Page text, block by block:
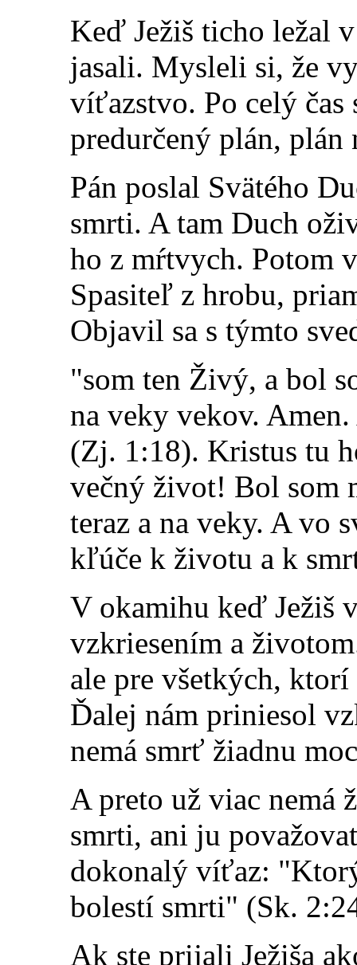
Keď Ježiš ticho ležal
jasali. Mysleli si, že
víťazstvo. Po celý čas
predurčený plán,
Pán poslal Svätého
smrti. A tam Duch
ho z mŕtvych. Potom
Spasiteľ z hrobu,
Objavil sa s týmto
"som ten Živý, a bol
na veky vekov.
(Zj. 1:18). Kristus tu
večný život! Bol som
teraz a na veky. A vo
kľúče k životu a k
V okamihu keď Ježiš
vzkriesením a
ale pre všetkých,
Ďalej nám priniesol
nemá smrť žiadnu
A preto už viac nemá
smrti, ani ju
dokonalý víťaz:
bolestí smrti" (Sk. 2
Ak ste prijali Ježiša